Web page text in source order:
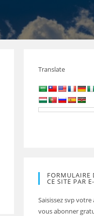
Translate
FORMULAIRE
CE SITE PAR
Saisissez svp
vous abonner